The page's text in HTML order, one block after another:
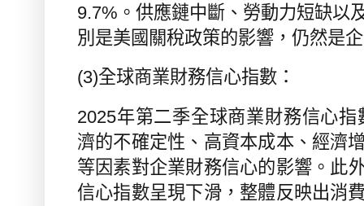
9.7% 。供應鏈中斷、勞動力短缺以
別是美國關稅政策的影響，仍然是
(3)全球商業財務信心指數：
2025年第二季全球商業財務信心指
濟的不確定性、高資本成本、經濟
等因素對企業財務信心的影響。此
信心指數呈現下滑，整體反映出消